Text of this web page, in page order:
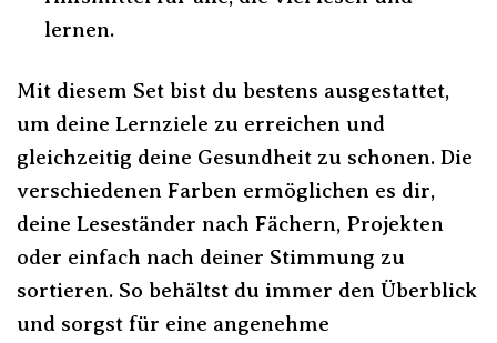
lernen.
Mit diesem Set bist du bestens ausgestattet,
um deine Lernziele zu erreichen und
gleichzeitig deine Gesundheit zu schonen. Die
verschiedenen Farben ermöglichen es dir,
deine Leseständer nach Fächern, Projekten
oder einfach nach deiner Stimmung zu
sortieren. So behältst du immer den Überblick
und sorgst für eine angenehme